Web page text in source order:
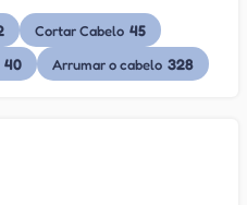
Cortar Cabelo 45
40 Arrumar o cabelo 328